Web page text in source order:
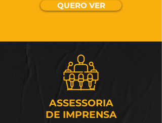
QUERO VER
ASSESSORIA
DE IMPRENSA